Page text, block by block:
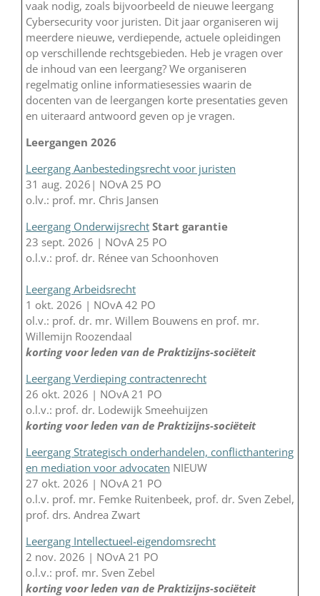
vaak nodig, zoals bijvoorbeeld de nieuwe leergang
Cybersecurity voor juristen. Dit jaar organiseren wij
meerdere nieuwe, verdiepende, actuele opleidingen
op verschillende rechtsgebieden. Heb je vragen over
de inhoud van een leergang? We organiseren
regelmatig online informatiesessies waarin de
docenten van de leergangen korte presentaties geven
en uiteraard antwoord geven op je vragen.
Leergangen 2026
Leergang Aanbestedingsrecht voor juristen
31 aug. 2026| NOvA 25 PO
o.lv.: prof. mr. Chris Jansen
Leergang Onderwijsrecht Start garantie
23 sept. 2026 | NOvA 25 PO
o.l.v.: prof. dr. Rénee van Schoonhoven
Leergang Arbeidsrecht
1 okt. 2026 | NOvA 42 PO
ol.v.: prof. dr. mr. Willem Bouwens en prof. mr.
Willemijn Roozendaal
korting voor leden van de Praktizijns-sociëteit
Leergang Verdieping contractenrecht
26 okt. 2026 | NOvA 21 PO
o.l.v.: prof. dr. Lodewijk Smeehuijzen
korting voor leden van de Praktizijns-sociëteit
Leergang Strategisch onderhandelen, conflicthantering
en mediation voor advocaten NIEUW
27 okt. 2026 | NOvA 21 PO
o.l.v. prof. mr. Femke Ruitenbeek, prof. dr. Sven Zebel,
prof. drs. Andrea Zwart
Leergang Intellectueel-eigendomsrecht
2 nov. 2026 | NOvA 21 PO
o.l.v.: prof. mr. Sven Zebel
korting voor leden van de Praktizijns-sociëteit